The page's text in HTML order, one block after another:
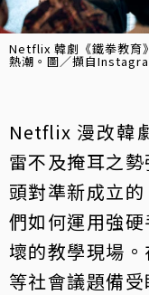
Netflix 韓劇《鐵拳教育
熱潮。圖／擷自
Netflix 漫改韓
雷不及掩耳之
頭對準新成立
們如何運用強
壞的教學現場
等社會議題備